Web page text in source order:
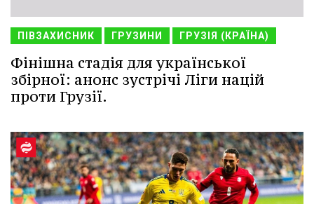
ПІВЗАХИСНИК ГРУЗИНИ ГРУЗІЯ (КРАЇНА)
Фінішна стадія для української
збірної: анонс зустрічі Ліги націй
проти Грузії.